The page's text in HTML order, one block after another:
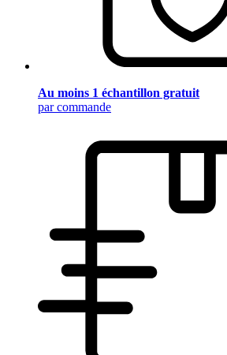
Au moins 1 échantillon gratuit
par commande